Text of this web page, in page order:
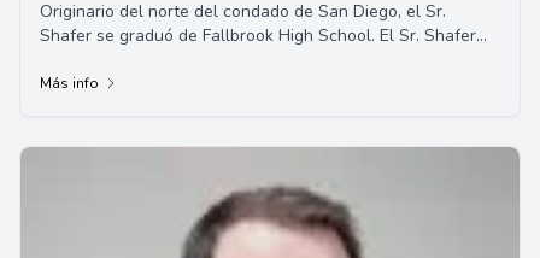
Originario del norte del condado de San Diego, el Sr.
Shafer se graduó de Fallbrook High School. El Sr. Shafer
Más info